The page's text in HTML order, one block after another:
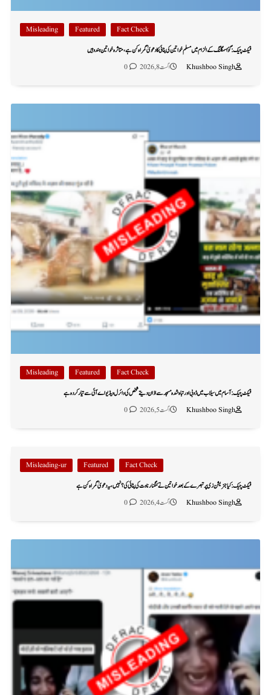
Fact Check
Featured
Misleading
فیکٹ چیک: گؤ اسمگلنگ کے الزام میں مسلم خواتین کی پٹائی کا دعویٰ گمراہ کن ہے، متاثرہ خواتین ہندو ہیں
Khushboo Singh
اگست 8, 2026 0
Fact Check
Featured
Misleading
فیکٹ چیک: آسام میں سیلاب میں ڈوبی اور تباہ شدہ مسجد سے اذان دیتے شخص کی وائرل ویڈیو اے آئی سے تیار کردہ ہے
Khushboo Singh
اگست 5, 2026 0
Fact Check
Featured
Misleading-ur
فیکٹ چیک: کیا جنریشن زی پر تبصرے کے بعد خواتین نے کنگنا رناوت کی پٹائی کی؟ نہیں، یہ دعویٰ گمراہ کن ہے
Khushboo Singh
اگست 4, 2026 0